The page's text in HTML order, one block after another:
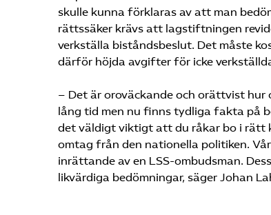
skulle kunna förklaras av att man
rättssäker krävs att lagstiftningen
verkställa biståndsbeslut. Det måste
därför höjda avgifter för icke
– Det är oroväckande och orättvist hur
lång tid men nu finns tydliga fakta på
det väldigt viktigt att du råkar bo i rätt
omtag från den nationella politiken.
inrättande av en LSS-ombudsman.
likvärdiga bedömningar, säger Johan